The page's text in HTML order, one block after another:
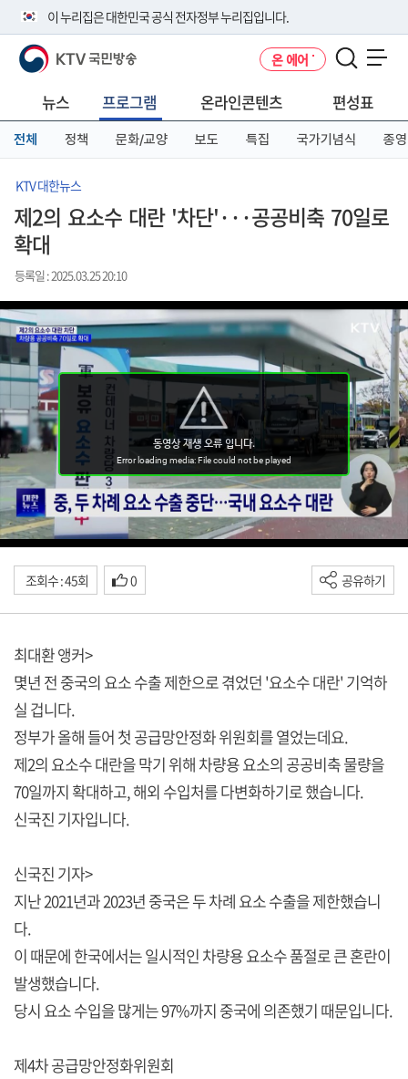
이 누리집은 대한민국 공식 전자정부 누리집입니다.
공식 누리집 주소 확인하기
니다.
이밖에 or.kr 또는 .kr등 다른 도메인 주소를 사용하고 있다면 아래 URL에
서 도메인 주소를 확인해 보세요
KTV 국민방송 온 에어
뉴스 프로그램 온라인콘텐츠 편성표
전체 정책 문화/교양 보도 특집 국가기념식 종영
KTV 대한뉴스
제2의 요소수 대란 '차단'···공공비축 70일로
확대
등록일 : 2025.03.25 20:10
조회수 : 45회 0 공유하기
최대환 앵커>
몇년 전 중국의 요소 수출 제한으로 겪었던 '요소수 대란' 기억하
실 겁니다.
정부가 올해 들어 첫 공급망안정화 위원회를 열었는데요.
제2의 요소수 대란을 막기 위해 차량용 요소의 공공비축 물량을
70일까지 확대하고, 해외 수입처를 다변화하기로 했습니다.
신국진 기자입니다.
신국진 기자>
지난 2021년과 2023년 중국은 두 차례 요소 수출을 제한했습니
다.
이 때문에 한국에서는 일시적인 차량용 요소수 품절로 큰 혼란이
발생했습니다.
당시 요소 수입을 많게는 97%까지 중국에 의존했기 때문입니다.
제4차 공급망안정화위원회